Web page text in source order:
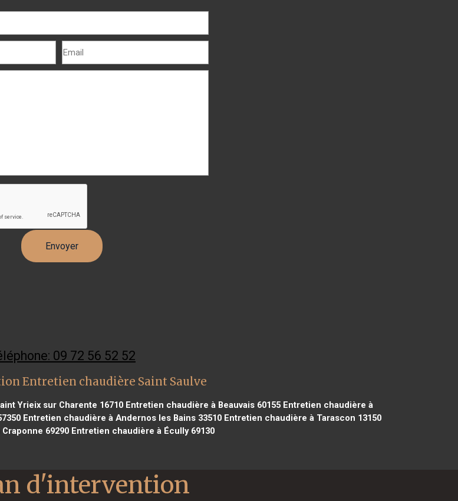
09 72 56 52 52
Entretien chaudière Saint Saulve
Yrieix sur Charente 16710 Entretien chaudière à Beauvais 60155 Entretien chaudière à
Entretien chaudière à Andernos les Bains 33510 Entretien chaudière à Tarascon 13150
69290Entretien chaudière à Écully 69130
d'intervention